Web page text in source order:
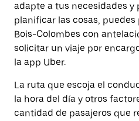
adapte a tus necesidades y
planificar las cosas,
Bois-Colombes con
solicitar un viaje por
la app Uber.
La ruta que escoja el
la hora del día y otros
cantidad de pasajeros que